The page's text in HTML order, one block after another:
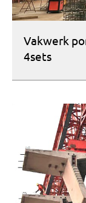
Vakwerk
4sets